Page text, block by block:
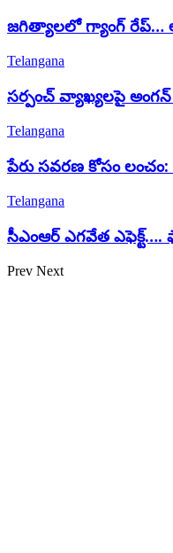
జగిత్యాలలో గ్యాంగ్ రేప్…
Telangana
సర్పంచ్ వ్యాఖ్యలపై అంగన్
Telangana
పేరు సవరణ కోసం లంచం:
Telangana
సీఎంఆర్ ఎగవేత
Prev Next